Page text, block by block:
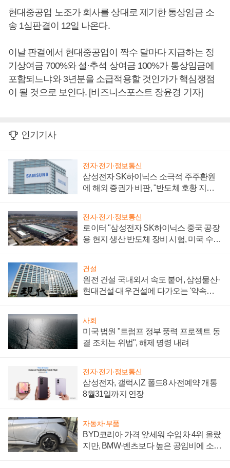
현대중공업 노조가 회사를 상대로 제기한 통상임금 소
송 1심판결이 12일 나온다.
이날 판결에서 현대중공업이 짝수 달마다 지급하는 정
기상여금 700%와 설·추석 상여금 100%가 통상임금에
포함되느냐와 3년분을 소급적용할 것인가가 핵심쟁점
이 될 것으로 보인다. [비즈니스포스트 장윤경 기자]
인기기사
전자·전기·정보통신
삼성전자 SK하이닉스 소극적 주주환원
에 해외 증권가 비판, "반도체 호황 지속
전자·전기·정보통신
로이터 "삼성전자 SK하이닉스 중국 공장
용 현지 생산 반도체 장비 시험, 미국 수출
건설
원전 건설 국내외서 속도 붙어, 삼성물산·
현대건설·대우건설에 다가오는 '약속의
사회
미국 법원 "트럼프 정부 풍력 프로젝트 동
결 조치는 위법", 해제 명령 내려
전자·전기·정보통신
삼성전자, 갤럭시Z 폴드8 사전예약 개통
8월31일까지 연장
자동차·부품
BYD코리아 가격 앞세워 수입차 4위 올랐
지만, BMW·벤츠보다 높은 공임비에 소비